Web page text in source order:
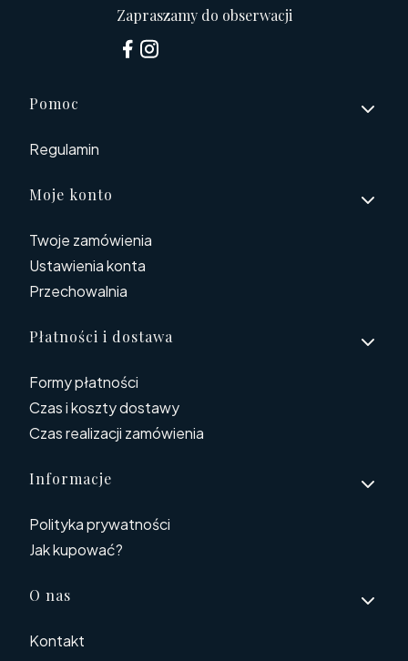
Zapraszamy do obserwacji
Linki w stopce
Pomoc
Regulamin
Moje konto
Twoje zamówienia
Ustawienia konta
Przechowalnia
Płatności i dostawa
Formy płatności
Czas i koszty dostawy
Czas realizacji zamówienia
Informacje
Polityka prywatności
Jak kupować?
O nas
Kontakt